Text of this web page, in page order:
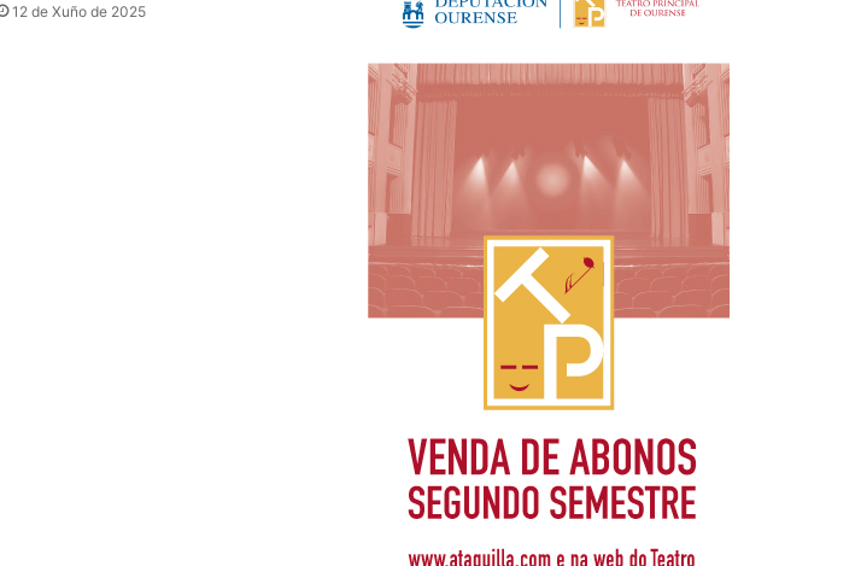
12 de Xuño de 2025